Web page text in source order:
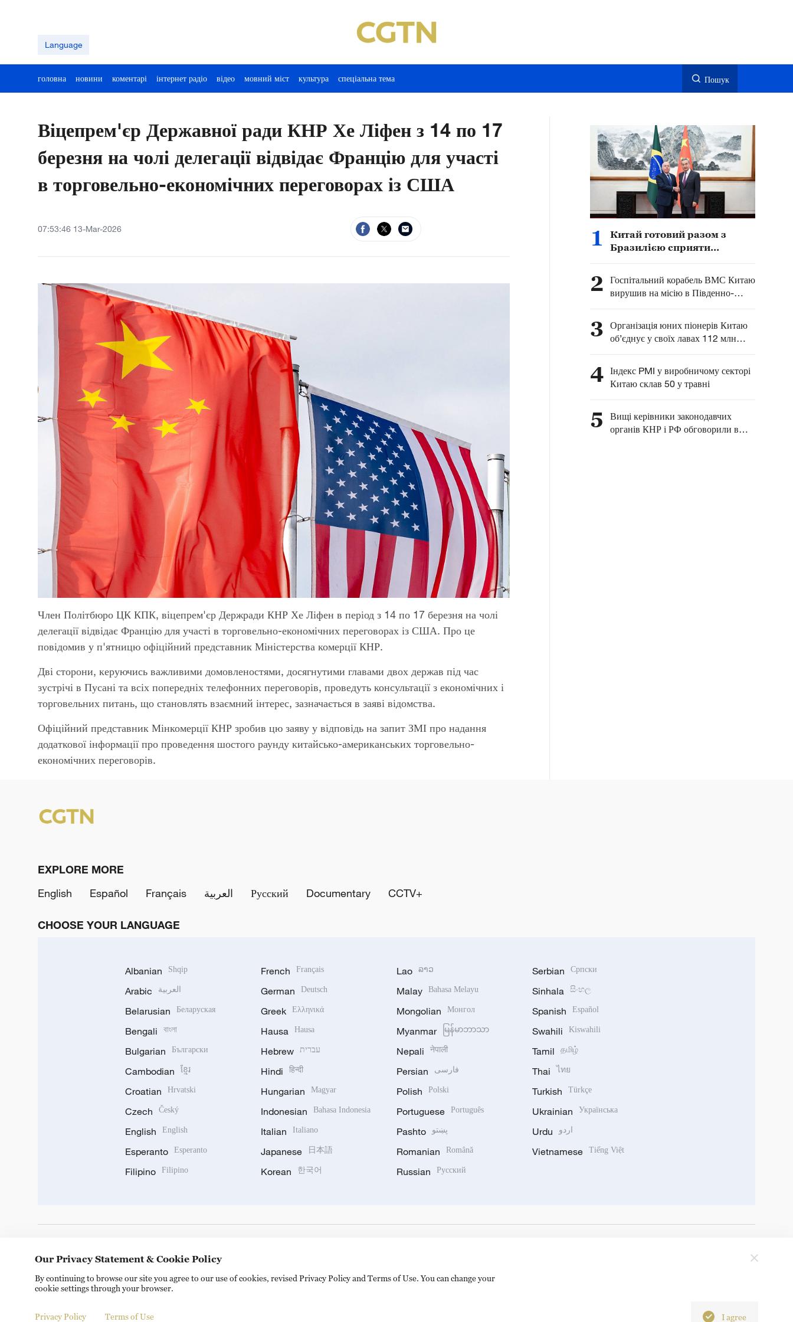
Language
головна новини коментарі інтернет радіо відео мовний міст культура спеціальна тема Пошук
Віцепрем'єр Державної ради КНР Хе Ліфен з 14 по 17
березня на чолі делегації відвідає Францію для участі
в торговельно-економічних переговорах із США
07:53:46 13-Mar-2026
Член Політбюро ЦК КПК, віцепрем'єр Держради КНР Хе Ліфен в період з 14 по 17 березня на чолі
делегації відвідає Францію для участі в торговельно-економічних переговорах із США. Про це
повідомив у п'ятницю офіційний представник Міністерства комерції КНР.
Дві сторони, керуючись важливими домовленостями, досягнутими главами двох держав під час
зустрічі в Пусані та всіх попередніх телефонних переговорів, проведуть консультації з економічних і
торговельних питань, що становлять взаємний інтерес, зазначається в заяві відомства.
Офіційний представник Мінкомерції КНР зробив цю заяву у відповідь на запит ЗМІ про надання
додаткової інформації про проведення шостого раунду китайсько-американських торговельно-
економічних переговорів.
1
Китай готовий разом з
Бразилією сприяти
співробітництва між
Китаєм та Латинською
Америкою — глава МЗС
КНР
2 Госпітальний корабель ВМС Китаю
вирушив на місію в Південно-
Китайське море
3 Організація юних піонерів Китаю
об’єднує у своїх лавах 112 млн
китайських дітей
4 Індекс PMI у виробничому секторі
Китаю склав 50 у травні
5
Вищі керівники законодавчих
органів КНР і РФ обговорили в
EXPLORE MORE
English
Español Français العربية Русский Documentary CCTV+
CHOOSE YOUR LANGUAGE
Albanian Shqip
Arabic العربية
Belarusian Беларуская
Bengali বাংলা
Bulgarian Български
Cambodian ខ្មែរ
Croatian Hrvatski
Czech Český
English English
Esperanto Esperanto
Filipino Filipino
French Français
German Deutsch
Greek Ελληνικά
Hausa Hausa
Hebrew עברית
Hindi हिन्दी
Hungarian Magyar
Indonesian Bahasa Indonesia
Italian Italiano
Japanese 日本語
Korean 한국어
Lao ລາວ
Malay Bahasa Melayu
Mongolian Монгол
Myanmar မြန်မာဘာသာ
Nepali नेपाली
Persian فارسی
Polish Polski
Portuguese Português
Pashto پښتو
Romanian Română
Russian Русский
Serbian Српски
Sinhala සිංහල
Spanish Español
Swahili Kiswahili
Tamil தமிழ்
Thai ไทย
Turkish Türkçe
Ukrainian Українська
Urdu اردو
Vietnamese Tiếng Việt
Copyright © 2024 CGTN. 京ICP备20000184号
Our Privacy Statement & Cookie Policy
By continuing to browse our site you agree to our use of cookies, revised Privacy Policy and Terms of Use. You can change your
cookie settings through your browser.
Privacy Policy Terms of Use I agree